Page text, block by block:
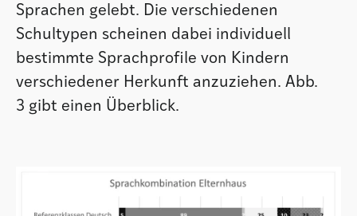
Sprachen gelebt. Die verschiedenen
Schultypen scheinen dabei individuell
bestimmte Sprachprofile von Kindern
verschiedener Herkunft anzuziehen. Abb.
3 gibt einen Überblick.